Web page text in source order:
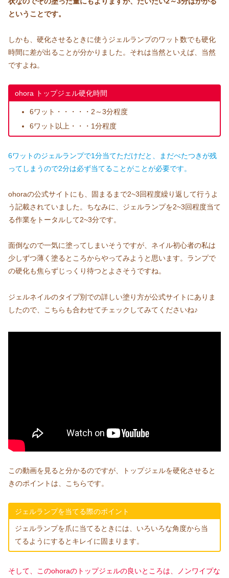
ということです。
しかも、硬化させるときに使うジェルランプのワット数でも硬化
時間に差が出ることが分かりました。それは当然といえば、当然
ですよね。
ohora トップジェル硬化時間
6ワット・・・・・2～3分程度
6ワット以上・・・1分程度
6ワットのジェルランプで1分当てただけだと、まだべたつきが残
ってしまうので2分は必ず当てることがことが必要です。
ohoraの公式サイトにも、固まるまで2~3回程度繰り返して行うよ
う記載されていました。ちなみに、ジェルランプを2~3回程度当て
る作業をトータルして2~3分です。
面倒なので一気に塗ってしまいそうですが、ネイル初心者の私は
少しずつ薄く塗るところからやってみようと思います。ランプで
の硬化も焦らずじっくり待つとよさそうですね。
ジェルネイルのタイプ別での詳しい塗り方が公式サイトにありま
したので、こちらも合わせてチェックしてみてくださいね♪
この動画を見ると分かるのですが、トップジェルを硬化させると
きのポイントは、こちらです。
ジェルランプを当てる際のポイント
ジェルランプを爪に当てるときには、いろいろな角度から当
てるようにするとキレイに固まります。
そして、このohoraのトップジェルの良いところは、ノンワイプな